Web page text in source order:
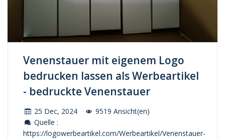
Venenstauer mit eigenem Logo
bedrucken lassen als Werbeartikel
- bedruckte Venenstauer
25 Dec, 2024
9519 Ansicht(en)
Quelle :
https://logowerbeartikel.com/Werbeartikel/Venenstauer-